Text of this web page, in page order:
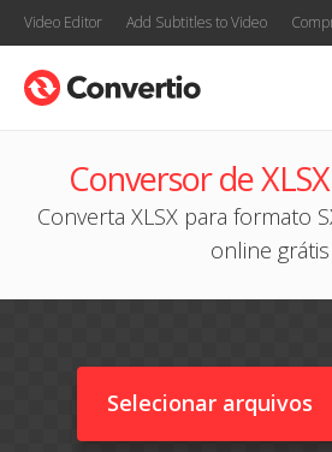
Video Editor Add Subtitles to Video
Conversor de
Converta XLSX para formato
online grátis
Selecionar arquivos